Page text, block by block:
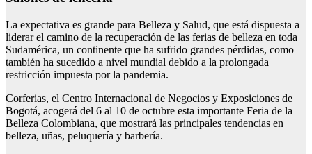
La expectativa es grande para Belleza y Salud, que está dispuesta a
liderar el camino de la recuperación de las ferias de belleza en toda
Sudamérica, un continente que ha sufrido grandes pérdidas, como
también ha sucedido a nivel mundial debido a la prolongada
restricción impuesta por la pandemia.
Corferias, el Centro Internacional de Negocios y Exposiciones de
Bogotá, acogerá del 6 al 10 de octubre esta importante Feria de la
Belleza Colombiana, que mostrará las principales tendencias en
belleza, uñas, peluquería y barbería.